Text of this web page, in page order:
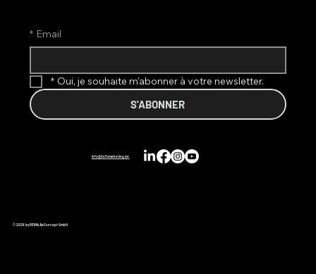
* Email
* Oui, je souhaite m'abonner à votre newsletter.
S'ABONNER
info@duftmarketing.de
© 2026 by REIMA AirConcept GmbH